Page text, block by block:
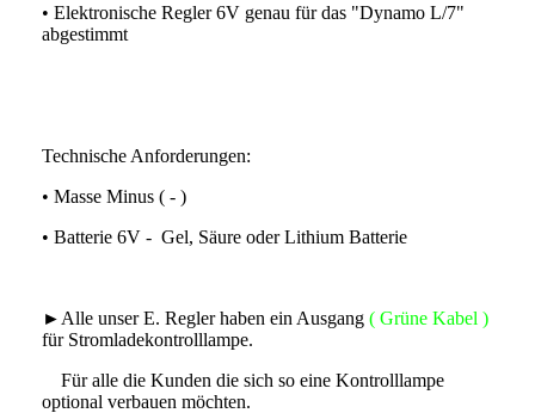
• Elektronische Regler 6V genau für das "Dynamo L/7"
abgestimmt
Technische Anforderungen:
• Masse Minus ( - )
• Batterie 6V - Gel, Säure oder Lithium Batterie
►Alle unser E. Regler haben ein Ausgang ( Grüne Kabel )
für Stromladekontrolllampe.
Für alle die Kunden die sich so eine Kontrolllampe
optional verbauen möchten.